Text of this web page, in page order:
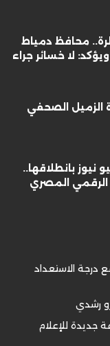
محافظ دمياط
لا خسائر جراء
الزميل الصحفي
نيوز بانطلاقها..
الرقمي المصري
درجة الاستعداد
رشدي
جديدة للإعلام